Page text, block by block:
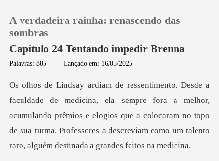
Loja
Histórico
A verdadeira rainha: renascendo das
sombras
Capítulo 24 Tentando impedir Brenna
Palavras: 885 |Lançado em: 16/05/2025
fora a melhor,
acumulando prêmios e elogios que a colocaram no topo
de sua turma. Profe